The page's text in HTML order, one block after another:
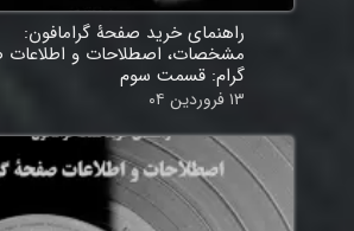
راهنمای خرید صفحۀ گرامافون:
مشخصات، اصطلاحات و
گرام: قسمت سوم
۱۳ فروردین ۰۴